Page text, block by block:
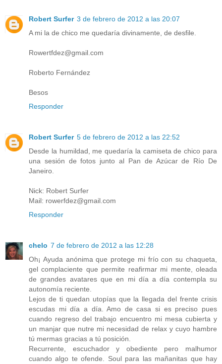
Robert Surfer 3 de febrero de 2012 a las 20:07
A mi la de chico me quedaría divinamente, de desfile.
Rowertfdez@gmail.com
Roberto Fernández
Besos
Responder
Robert Surfer 5 de febrero de 2012 a las 22:52
Desde la humildad, me quedaría la camiseta de chico para
una sesión de fotos junto al Pan de Azúcar de Río De
Janeiro.
Nick: Robert Surfer
Mail: rowerfdez@gmail.com
Responder
chelo 7 de febrero de 2012 a las 12:28
Oh¡ Ayuda anónima que protege mi frío con su chaqueta,
gel complaciente que permite reafirmar mi mente, oleada
de grandes avatares que en mi día a día contempla su
autonomía reciente.
Lejos de ti quedan utopías que la llegada del frente crisis
escudas mi día a día. Amo de casa si es preciso pues
cuando regreso del trabajo encuentro mi mesa cubierta y
un manjar que nutre mi necesidad de relax y cuyo hambre
tú mermas gracias a tú posición.
Recurrente, escuchador y obediente pero malhumor
cuando algo te ofende. Soul para las mañanitas que hay